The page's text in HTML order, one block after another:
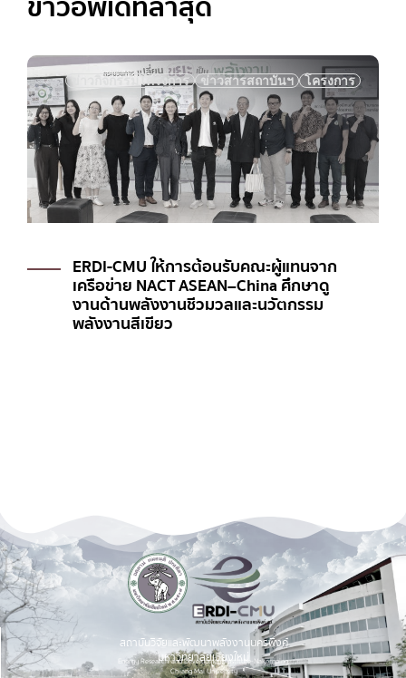
รสถาบันฯ โครงการ
คณะผู้แทนจาก
ศึกษาดู
ะนวัตกรรม
ข่าวกิจกรรมโครงการ ข่าวสารสถ
สถาบันวิจัยและพัฒนาพลังงานนครพิงค์
มหาวิทยาลัยเชียงใหม่
Energy Research and Development Institute-Nakornping,
Chiang Mai University